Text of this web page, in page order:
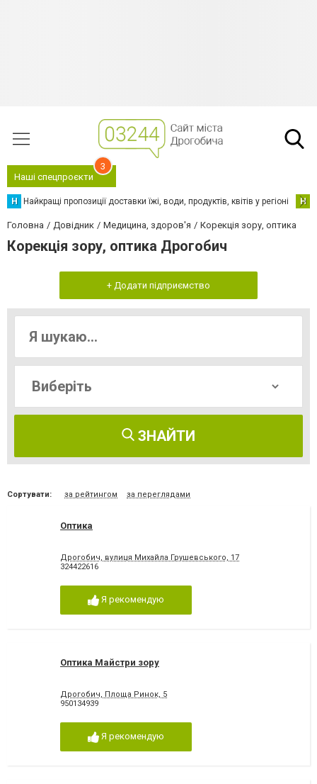
Наші спецпроєкти
3
Н Найкращі пропозиції доставки їжі, води, продуктів, квітів у регіоні Н
Головна Довідник Медицина, здоров'я Корекція зору, оптика
Корекція зору, оптика Дрогобич
+ Додати підприємство
ЗНАЙТИ
Сортувати: за рейтингом за переглядами
Оптика
Дрогобич, вулиця Михайла Грушевського, 17
324422616
Я рекомендую
Оптика Майстри зору
Дрогобич, Площа Ринок, 5
950134939
Я рекомендую